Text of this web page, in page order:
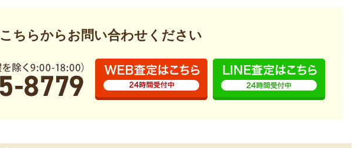
こちらからお問い合わせください